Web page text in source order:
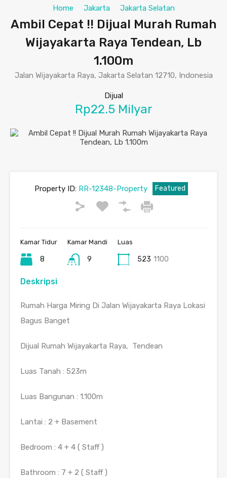
Home Jakarta Jakarta Selatan
Ambil Cepat !! Dijual Murah Rumah
Wijayakarta Raya Tendean, Lb
1.100m
Jalan Wijayakarta Raya, Jakarta Selatan 12710, Indonesia
Dijual
Rp22.5 Milyar
Property ID:RR-12348-Property Featured
Kamar Tidur
8
Kamar Mandi
9
Luas
523 1100
Deskripsi
Rumah Harga Miring Di Jalan Wijayakarta Raya Lokasi
Bagus Banget
Dijual Rumah Wijayakarta Raya, Tendean
Luas Tanah : 523m
Luas Bangunan : 1.100m
Lantai : 2 + Basement
Bedroom : 4 + 4 ( Staff )
Bathroom : 7 + 2 ( Staff )